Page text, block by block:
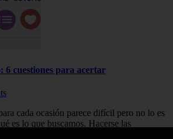
6 cuestiones para acertar
cada ocasión parece difícil pero no lo es
es lo que buscamos. Hacerse las